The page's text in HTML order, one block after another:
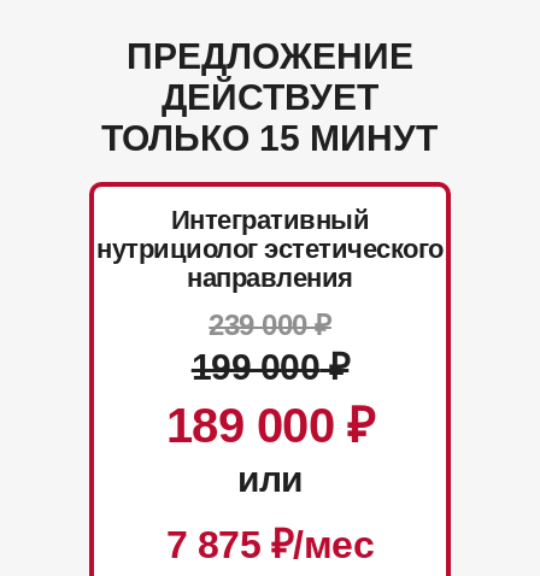
ПРЕДЛОЖЕНИЕ
ДЕЙСТВУЕТ
ТОЛЬКО 15 МИНУТ
Интегративный
нутрициолог эстетического
направления
239 000 ₽
199 000₽
189 000 ₽
или
7 875 ₽/мес